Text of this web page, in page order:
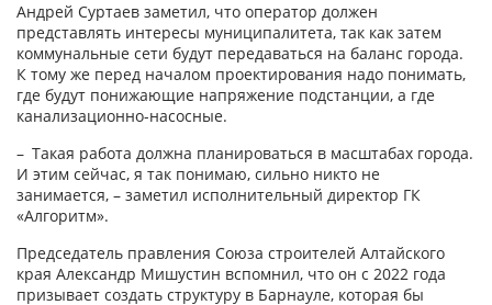
Андрей Суртаев заметил, что оператор должен
представлять интересы муниципалитета, так как затем
коммунальные сети будут передаваться на баланс города.
К тому же перед началом проектирования надо понимать,
где будут понижающие напряжение подстанции, а где
канализационно-­насосные.
– Такая работа должна планироваться в масштабах города.
И этим сейчас, я так понимаю, сильно никто не
занимается, – заметил исполнительный директор ГК
«Алгоритм».
Председатель правления Союза строителей Алтайского
края Александр Мишустин вспомнил, что он с 2022 года
призывает создать структуру в Барнауле, которая бы